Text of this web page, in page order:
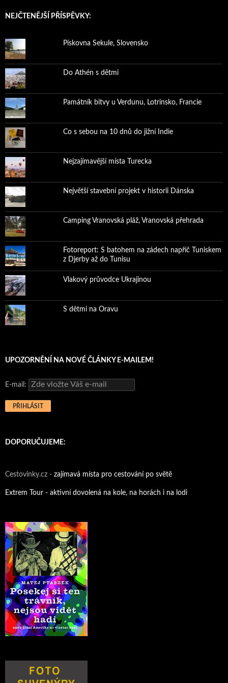
NEJČTENĚJŠÍ PŘÍSPĚVKY:
Pískovna Sekule, Slovensko
Do Athén s dětmi
Památník bitvy u Verdunu, Lotrinsko, Francie
Co s sebou na 10 dnů do jižní Indie
Nejzajímavější místa Turecka
Největší stavební projekt v historii Dánska
Camping Vranovská pláž, Vranovská přehrada
Fotoreport: S batohem na zádech napříč Tuniskem
z Djerby až do Tunisu
Vlakový průvodce Ukrajinou
S dětmi na Oravu
UPOZORNĚNÍ NA NOVÉ ČLÁNKY E-MAILEM!
E-mail:
DOPORUČUJEME:
Cestovinky.cz - zajímavá místa pro cestování po světě
Extrem Tour - aktivní dovolená na kole, na horách i na lodi